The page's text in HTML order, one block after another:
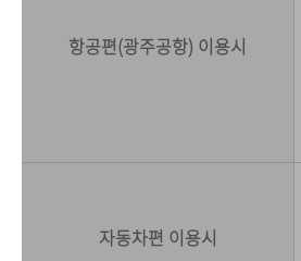
항공편(광주공항) 이용시
자동차편 이용시